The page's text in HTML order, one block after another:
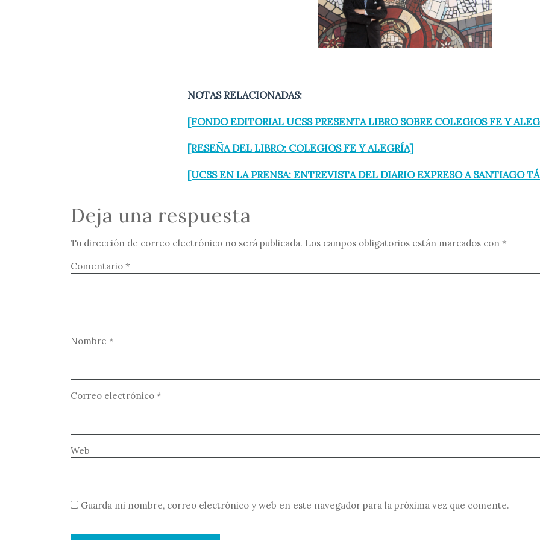
NOTAS RELACIONADAS:
[FONDO EDITORIAL UCSS PRESENTA LIBRO SOBRE COLEGIOS FE Y
[RESEÑA DEL LIBRO: COLEGIOS FE Y ALEGRÍA]
[UCSS EN LA PRENSA: ENTREVISTA DEL DIARIO EXPRESO A SANTIAGO
Deja una respuesta
Tu dirección de correo electrónico no será publicada. Los campos obligatorios están marcados con *
Comentario *
Nombre *
Correo electrónico *
Web
Guarda mi nombre, correo electrónico y web en este navegador para la próxima vez que comente.